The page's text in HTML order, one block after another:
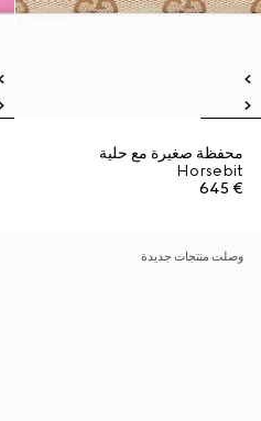
محفظة صغيرة مع حلية
Horsebit
€ 645
وصلت منتجات جديدة